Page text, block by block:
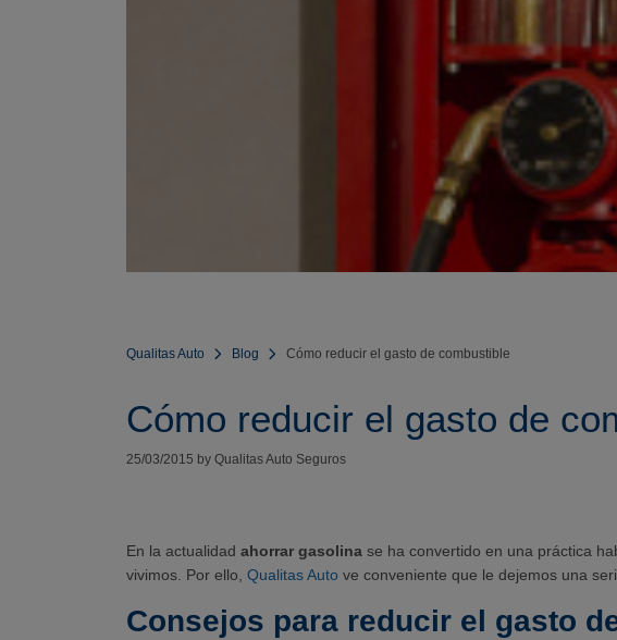
Qualitas Auto Blog Cómo reducir el gasto de combustible
Cómo reducir el gasto de
25/03/2015 by Qualitas Auto Seguros
En la actualidad ahorrar gasolina se ha convertido en una práctica
vivimos. Por ello, Qualitas Auto ve conveniente que le dejemos una
Consejos para reducir el gasto